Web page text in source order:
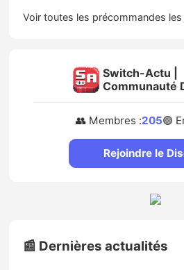
Voir toutes les précommandes
Switch-Actu |
Communauté
👥 Membres :205🟢
Rejoindre le
📰 Dernières actualités